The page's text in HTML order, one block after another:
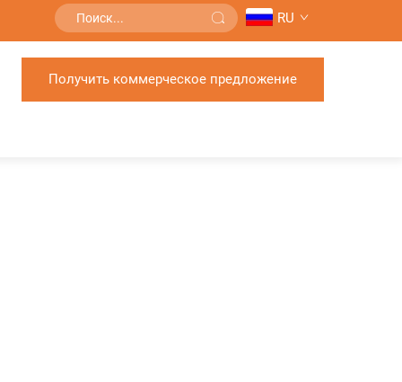
RU
Получить коммерческое предложение